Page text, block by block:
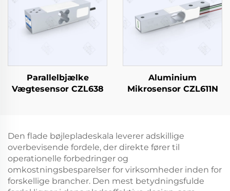
Parallelbjælke
Vægtesensor CZL638
Aluminium
Mikrosensor CZL611N
Den flade bøjlepladeskala leverer adskillige
overbevisende fordele, der direkte fører til
operationelle forbedringer og
omkostningsbesparelser for virksomheder inden for
forskellige brancher. Den mest betydningsfulde